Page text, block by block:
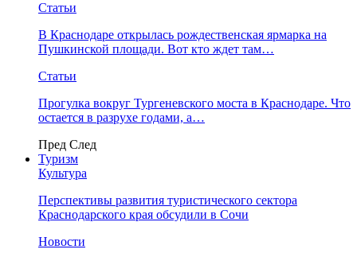
Статьи
В Краснодаре открылась рождественская ярмарка на
Пушкинской площади. Вот кто ждет там…
Статьи
Прогулка вокруг Тургеневского моста в Краснодаре. Что
остается в разрухе годами, а…
Пред След
Туризм
Культура
Перспективы развития туристического сектора
Краснодарского края обсудили в Сочи
Новости